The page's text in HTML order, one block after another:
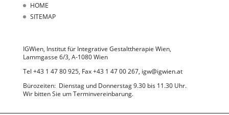
HOME
SITEMAP
IGWien, Institut für Integrative Gestalttherapie Wien,
Lammgasse 6/3, A-1080 Wien
Tel +43 1 47 80 925, Fax +43 1 47 00 267, igw@igwien.at
Bürozeiten: Dienstag und Donnerstag 9.30 bis 11.30 Uhr.
Wir bitten Sie um Terminvereinbarung.